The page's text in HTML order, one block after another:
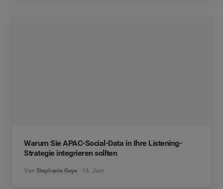
Warum Sie APAC-Social-Data in Ihre Listening-
Strategie integrieren sollten
Von Stephanie Gaye 16. Juni